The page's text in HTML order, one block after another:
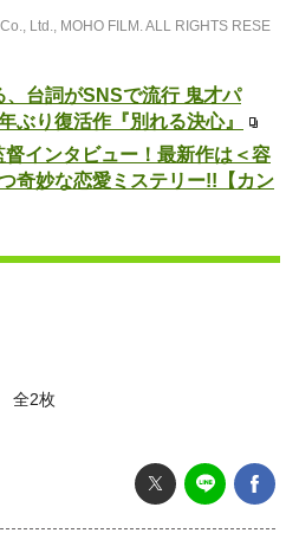
Ltd., MOHO FILM. ALL RIGHTS RESE
、台詞がSNSで流行 鬼才パ
ぶり復活作『別れる決心』
インタビュー！最新作は＜容
奇妙な恋愛ミステリー!!【カン
全2枚